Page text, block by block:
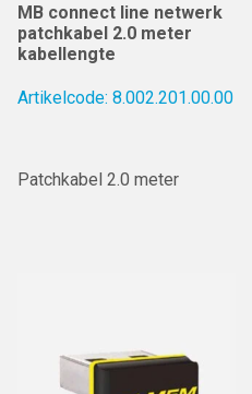
MB connect line netwerk
patchkabel 2.0 meter
kabellengte
Artikelcode: 8.002.201.00.00
Patchkabel 2.0 meter